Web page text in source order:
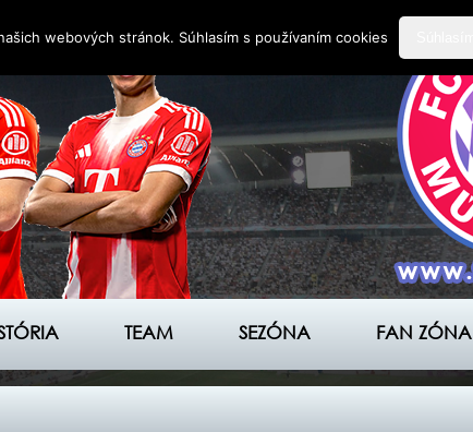
TEAM SEZÓNA FAN ZÓNA
webových stránok. Súhlasím s používaním cookies